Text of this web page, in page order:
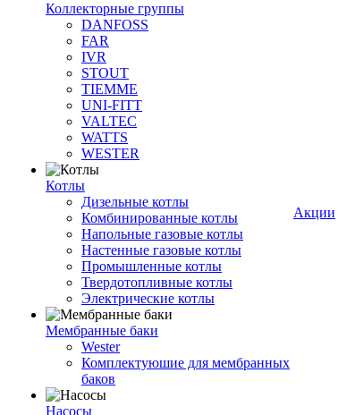
Коллекторные группы
DANFOSS
FAR
IVR
STOUT
TIEMME
UNI-FITT
VALTEC
WATTS
WESTER
Котлы
Дизельные котлы
Комбинированные котлы
Напольные газовые котлы
Настенные газовые котлы
Промышленные котлы
Твердотопливные котлы
Электрические котлы
Мембранные баки
Wester
Комплектуюшие для мембранных
баков
Насосы
Акции